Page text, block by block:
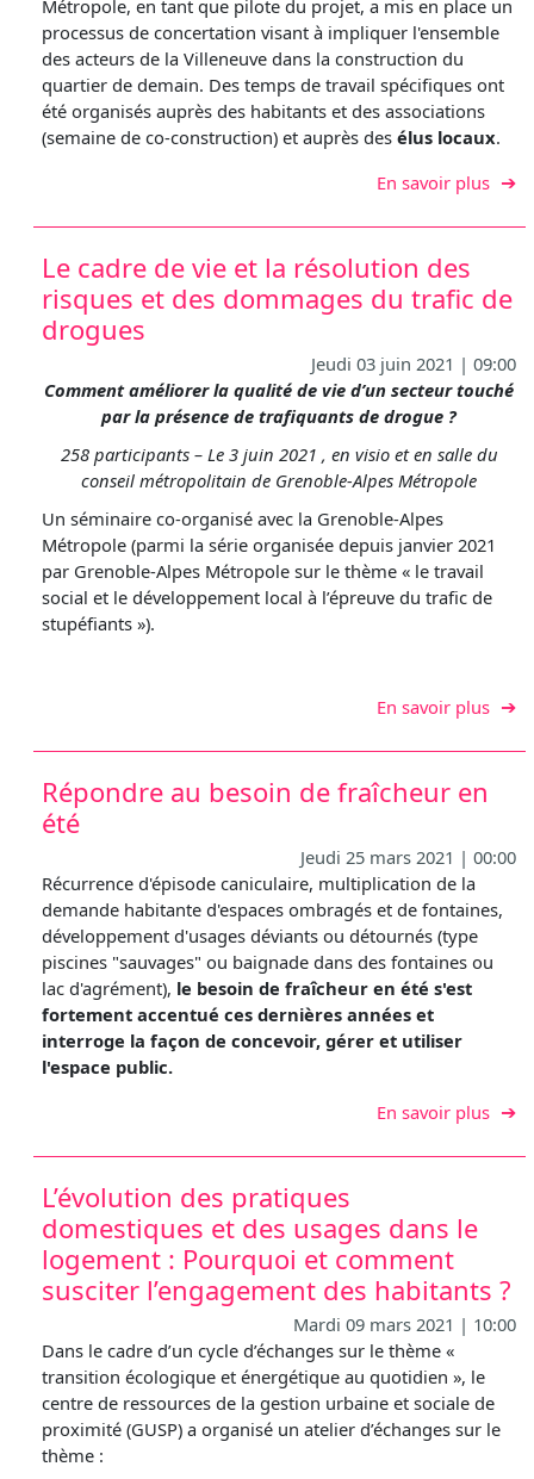
Métropole, en tant que pilote du projet, a mis en place un
processus de concertation visant à impliquer l'ensemble
des acteurs de la Villeneuve dans la construction du
quartier de demain. Des temps de travail spécifiques ont
été organisés auprès des habitants et des associations
(semaine de co-construction) et auprès des élus locaux.
En savoir plussur
Le cadre de vie et la résolution des
risques et des dommages du trafic de
drogues
Jeudi 03 juin 2021 | 09:00
Comment améliorer la qualité de vie d’un secteur touché
par la présence de trafiquants de drogue ?
258 participants – Le 3 juin 2021 , en visio et en salle du
conseil métropolitain de Grenoble-Alpes Métropole
Un séminaire co-organisé avec la Grenoble-Alpes
Métropole (parmi la série organisée depuis janvier 2021
par Grenoble-Alpes Métropole sur le thème « le travail
social et le développement local à l’épreuve du trafic de
stupéfiants »).
En savoir plussur
Répondre au besoin de fraîcheur en
été
Jeudi 25 mars 2021 | 00:00
Récurrence d'épisode caniculaire, multiplication de la
demande habitante d'espaces ombragés et de fontaines,
développement d'usages déviants ou détournés (type
piscines "sauvages" ou baignade dans des fontaines ou
lac d'agrément), le besoin de fraîcheur en été s'est
fortement accentué ces dernières années et
interroge la façon de concevoir, gérer et utiliser
l'espace public.
En savoir plussur
L’évolution des pratiques
domestiques et des usages dans le
logement : Pourquoi et comment
susciter l’engagement des habitants ?
Mardi 09 mars 2021 | 10:00
Dans le cadre d’un cycle d’échanges sur le thème «
transition écologique et énergétique au quotidien », le
centre de ressources de la gestion urbaine et sociale de
proximité (GUSP) a organisé un atelier d’échanges sur le
thème :